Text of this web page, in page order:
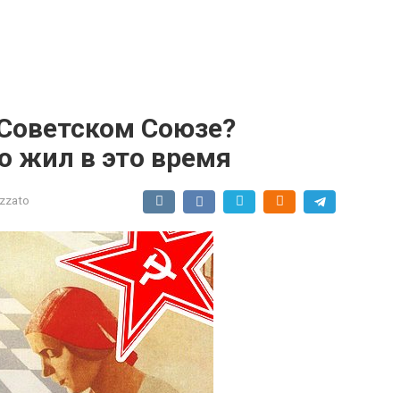
Союзе?
жил в это время